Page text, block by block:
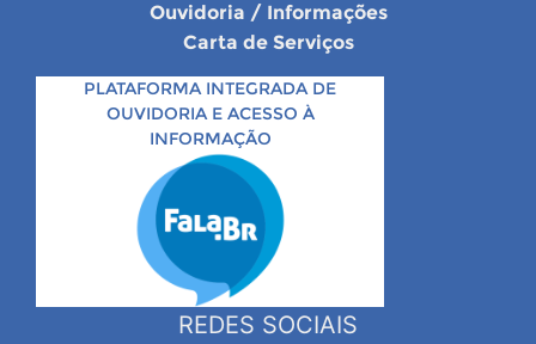
Ouvidoria / Informações
Carta de Serviços
PLATAFORMA INTEGRADA DE
OUVIDORIA E ACESSO À
INFORMAÇÃO
REDES SOCIAIS